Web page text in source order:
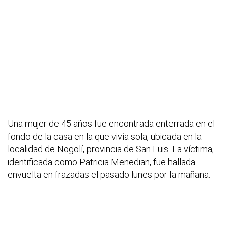
Una mujer de 45 años fue encontrada enterrada en el
fondo de la casa en la que vivía sola, ubicada en la
localidad de Nogolí, provincia de San Luis. La víctima,
identificada como Patricia Menedian, fue hallada
envuelta en frazadas el pasado lunes por la mañana.